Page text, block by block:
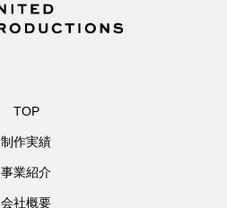
TOP
制作実績
事業紹介
会社概要